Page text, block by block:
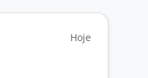
Hoje